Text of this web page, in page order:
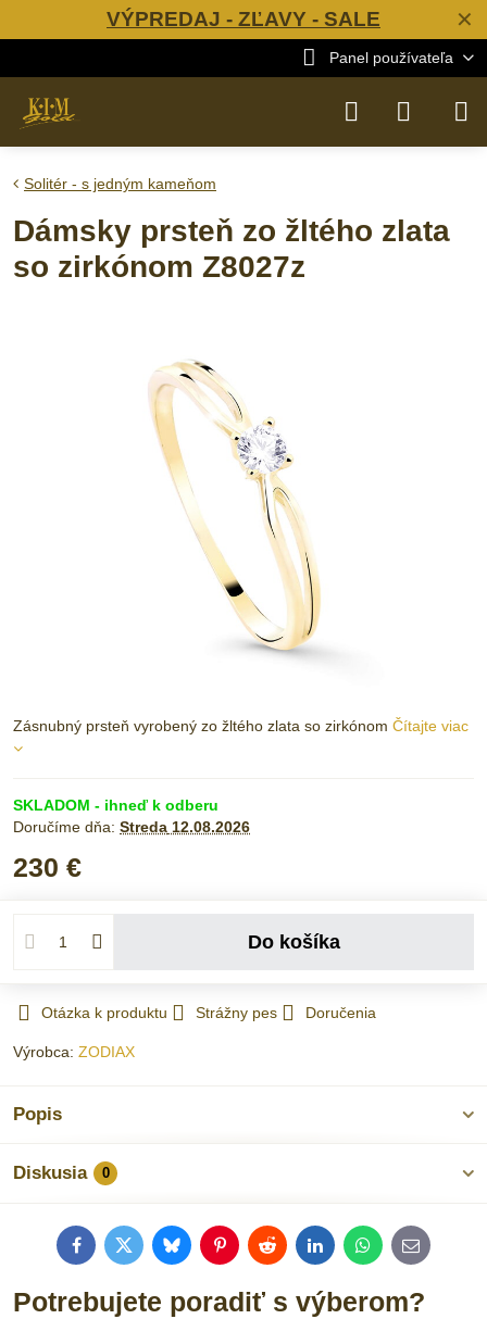
✕
VÝPREDAJ - ZĽAVY - SALE
Panel používateľa
Solitér - s jedným kameňom
Dámsky prsteň zo žltého zlata
so zirkónom Z8027z
Zásnubný prsteň vyrobený zo žltého zlata so zirkónom Čítajte viac
SKLADOM - ihneď k odberu
Doručíme dňa: Streda 12.08.2026
230 €
Do košíka
Otázka k produktu Strážny pes Doručenia
Výrobca: ZODIAX
Popis
Diskusia 0
FacebookTwitterBlueskyPinterestRedditLinkedInWhatsApp
E-
mail
Potrebujete poradiť s výberom?